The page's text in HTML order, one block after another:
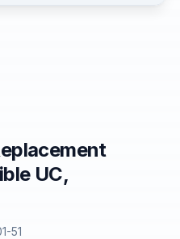
UC,
51